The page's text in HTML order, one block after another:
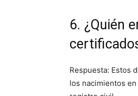
6. ¿Quién
Respuesta: Estos
los nacimientos